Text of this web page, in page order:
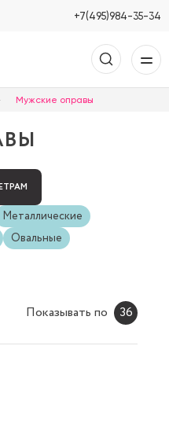
+7(495)984-35-34
Мужские оправы
Металлические
Овальные
Показывать по 36